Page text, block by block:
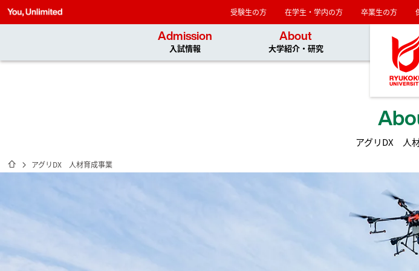
受験生の方 在学生・学内の方 卒業生の方
Admission
入試情報
About
大学紹介・研究
アグリDX 人
ホーム
アグリDX 人材育成事業